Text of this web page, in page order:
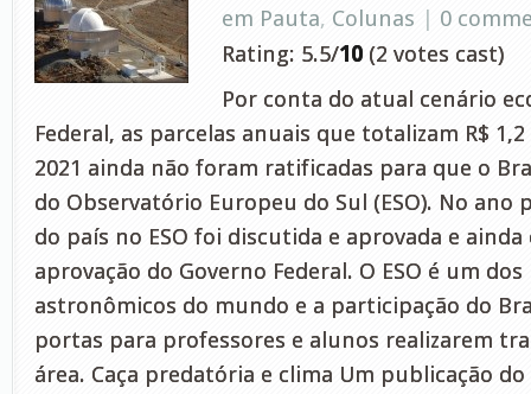
em Pauta, Colunas | 0
Rating: 5.5/10 (2 votes cast)
Por conta do atual cenário
Federal, as parcelas anuais que totalizam R$
2021 ainda não foram ratificadas para que o
do Observatório Europeu do Sul (ESO). No ano
do país no ESO foi discutida e aprovada e
aprovação do Governo Federal. O ESO é um
astronômicos do mundo e a participação do
portas para professores e alunos realizarem
área. Caça predatória e clima Um publicação